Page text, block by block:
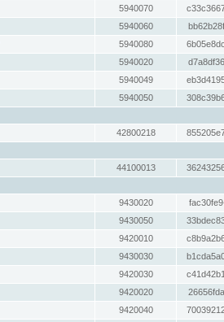
5940070
5940060
5940080
5940020
5940049
5940050
42800218
44100013
9430020
9430050
9420010
9430030
9420030
9420020
9420040